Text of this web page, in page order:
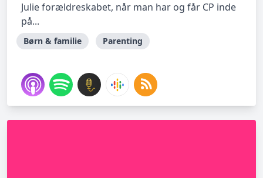
Julie forældreskabet, når man har og får CP inde
på...
Børn & familie Parenting